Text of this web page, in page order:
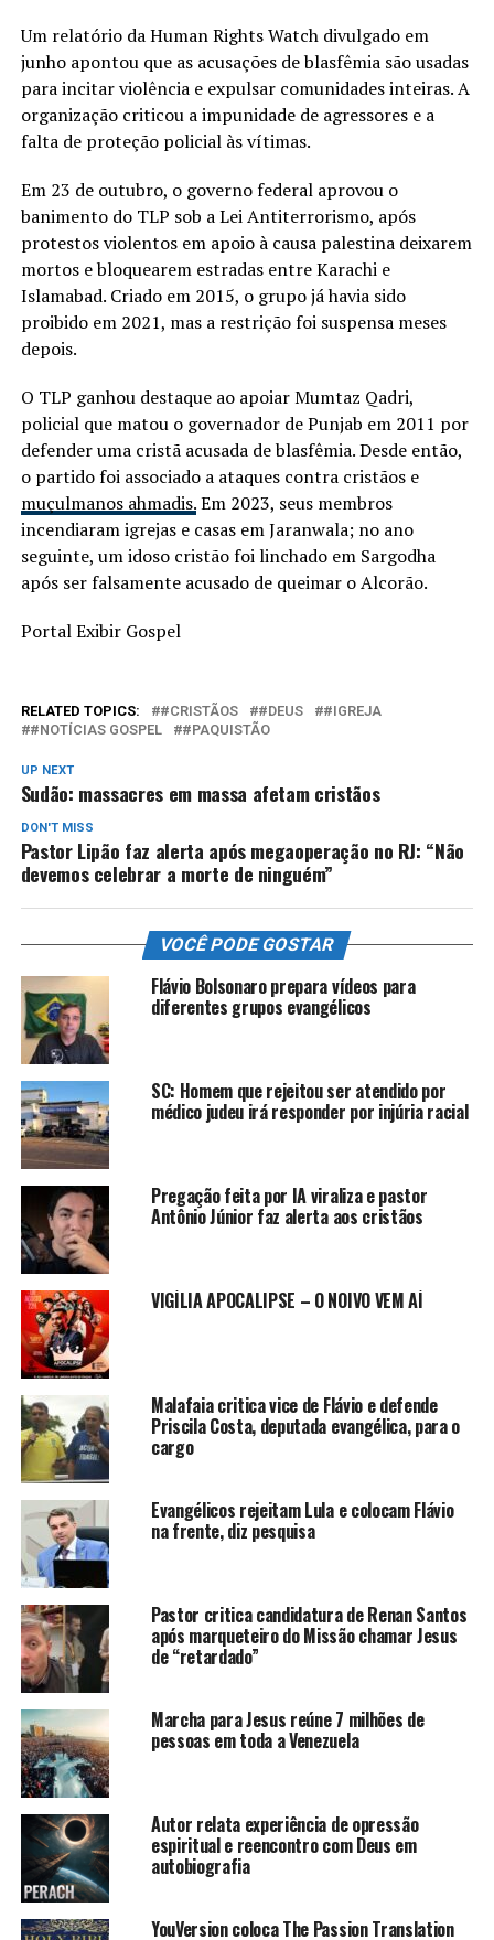
Um relatório da Human Rights Watch divulgado em
junho apontou que as acusações de blasfêmia são usadas
para incitar violência e expulsar comunidades inteiras. A
organização criticou a impunidade de agressores e a
falta de proteção policial às vítimas.
Em 23 de outubro, o governo federal aprovou o
banimento do TLP sob a Lei Antiterrorismo, após
protestos violentos em apoio à causa palestina deixarem
mortos e bloquearem estradas entre Karachi e
Islamabad. Criado em 2015, o grupo já havia sido
proibido em 2021, mas a restrição foi suspensa meses
depois.
O TLP ganhou destaque ao apoiar Mumtaz Qadri,
policial que matou o governador de Punjab em 2011 por
defender uma cristã acusada de blasfêmia. Desde então,
o partido foi associado a ataques contra cristãos e
muçulmanos ahmadis.Em 2023, seus membros
incendiaram igrejas e casas em Jaranwala; no ano
seguinte, um idoso cristão foi linchado em Sargodha
após ser falsamente acusado de queimar o Alcorão.
Portal Exibir Gospel
RELATED TOPICS: #CRISTÃOS #DEUS
#IGREJA
#NOTÍCIAS GOSPEL
#PAQUISTÃO
UP NEXT
Sudão: massacres em massa afetam cristãos
DON'T MISS
Pastor Lipão faz alerta após megaoperação no RJ: “Não
devemos celebrar a morte de ninguém”
VOCÊ PODE GOSTAR
Flávio Bolsonaro prepara vídeos para
diferentes grupos evangélicos
SC: Homem que rejeitou ser atendido por
médico judeu irá responder por injúria racial
Pregação feita por IA viraliza e pastor
Antônio Júnior faz alerta aos cristãos
VIGÍLIA APOCALIPSE – O NOIVO VEM AÍ
Malafaia critica vice de Flávio e defende
Priscila Costa, deputada evangélica, para o
cargo
Evangélicos rejeitam Lula e colocam Flávio
na frente, diz pesquisa
Pastor critica candidatura de Renan Santos
após marqueteiro do Missão chamar Jesus
de “retardado”
Marcha para Jesus reúne 7 milhões de
pessoas em toda a Venezuela
Autor relata experiência de opressão
espiritual e reencontro com Deus em
autobiografia
YouVersion coloca The Passion Translation